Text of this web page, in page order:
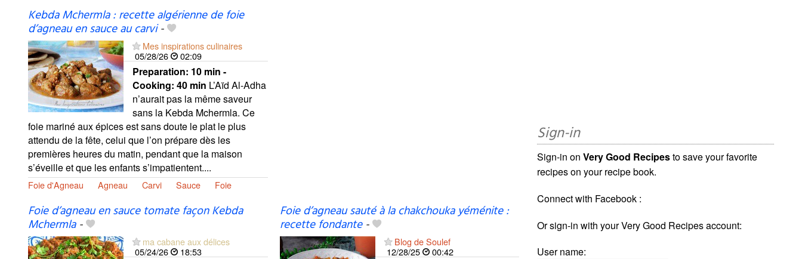
Kebda Mchermla : recette algérienne de foie
d’agneau en sauce au carvi-
Mes inspirations culinaires
05/28/26
02:09
Preparation: 10 min -
Cooking: 40 min L’Aïd Al-Adha
n’aurait pas la même saveur
sans la Kebda Mchermla. Ce
foie mariné aux épices est sans doute le plat le plus
attendu de la fête, celui que l’on prépare dès les
premières heures du matin, pendant que la maison
s’éveille et que les enfants s’impatientent....
Foie d'Agneau Agneau Carvi Sauce Foie
Foie d’agneau en sauce tomate façon Kebda
Mchermla-
ma cabane aux délices
05/24/26
18:53
Foie d’agneau sauté à la chakchouka yéménite :
recette fondante-
Blog de Soulef
12/28/25
00:42
Sign-in
Sign-in onVery Good Recipesto save your favorite
recipes on your recipe book.
Connect with Facebook :
Or sign-in with your Very Good Recipes account:
User name: